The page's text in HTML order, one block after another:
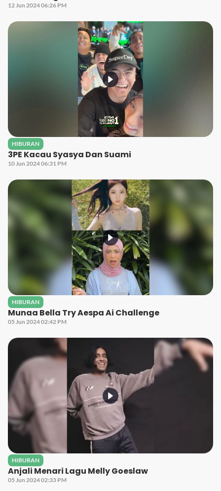
12 Jun 2024 06:26 PM
HIBURAN
3PE Kacau Syasya Dan Suami
10 Jun 2024 06:31 PM
HIBURAN
Munaa Bella Try Aespa Ai Challenge
05 Jun 2024 02:42 PM
HIBURAN
Anjali Menari Lagu Melly Goeslaw
05 Jun 2024 02:33 PM